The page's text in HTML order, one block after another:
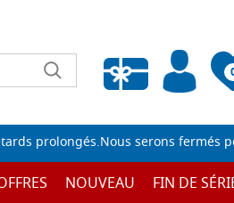
de souhaits vide
prolongés.Nous serons fermés
NOUVEAU FIN DE